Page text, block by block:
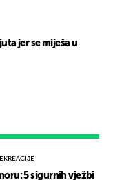
5 sigurnih vježbi
jer se miješa u